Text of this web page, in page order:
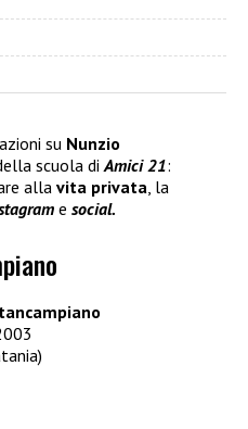
su Nunzio
scuola diAmici 21:
alla vita privata, la
e social.